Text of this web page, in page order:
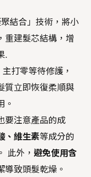
結合」技術，將小
重建髮芯結構，增
.
主打零等待修護，
質立即恢復柔順與
。
要注意產品的成
、維生素等成分的
此外， 避免使用含
導致頭髮乾燥。